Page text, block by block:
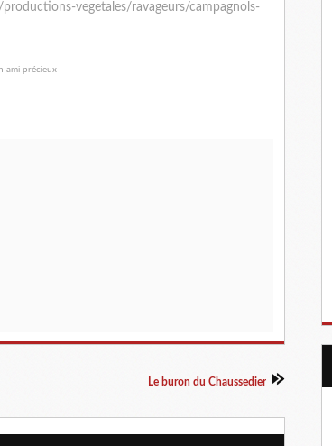
vegetales/ravageurs/campagnols-
Le buron du Chaussedier